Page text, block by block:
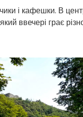
і кафешки. В
ввечері грає